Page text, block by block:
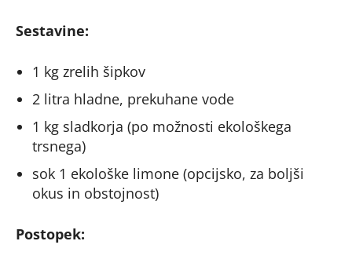
Sestavine:
1 kg zrelih šipkov
2 litra hladne, prekuhane vode
1 kg sladkorja (po možnosti ekološkega
trsnega)
sok 1 ekološke limone (opcijsko, za boljši
okus in obstojnost)
Postopek: